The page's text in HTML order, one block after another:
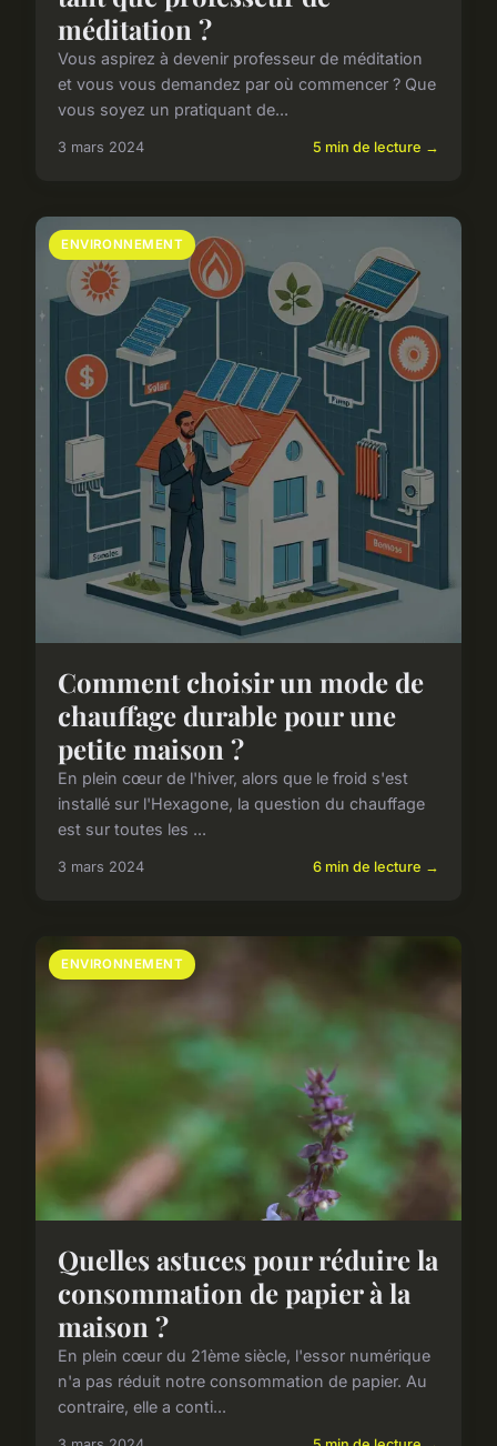
méditation ?
Vous aspirez à devenir professeur de méditation
et vous vous demandez par où commencer ? Que
vous soyez un pratiquant de...
3 mars 2024 5 min de lecture →
ENVIRONNEMENT
Comment choisir un mode de
chauffage durable pour une
petite maison ?
En plein cœur de l'hiver, alors que le froid s'est
installé sur l'Hexagone, la question du chauffage
est sur toutes les ...
3 mars 2024 6 min de lecture →
ENVIRONNEMENT
Quelles astuces pour réduire la
consommation de papier à la
maison ?
En plein cœur du 21ème siècle, l'essor numérique
n'a pas réduit notre consommation de papier. Au
contraire, elle a conti...